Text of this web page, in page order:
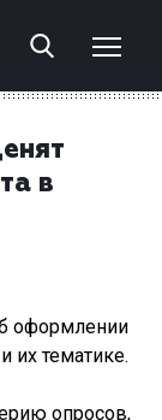
в
оформлении
их тематике.
опросов,